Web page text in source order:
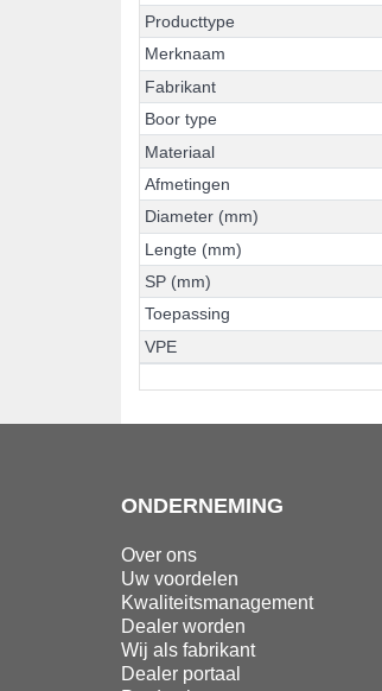
Producttype
Merknaam
Fabrikant
Boor type
Materiaal
Afmetingen
Diameter (mm)
Lengte (mm)
SP (mm)
Toepassing
VPE
ONDERNEMING
Over ons
Uw voordelen
Kwaliteitsmanagement
Dealer worden
Wij als fabrikant
Dealer portaal